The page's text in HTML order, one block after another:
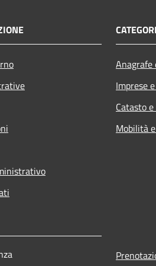
Imprese
Catasto
Mobilità